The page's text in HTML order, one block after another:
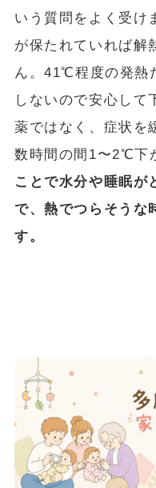
いう質問をよく受け
が保たれていれば解
ん。41℃程度の発熱
しないので安心して
薬ではなく、症状を
数時間の間1〜2℃下
ことで水分や睡眠が
で、熱でつらそうな
す。